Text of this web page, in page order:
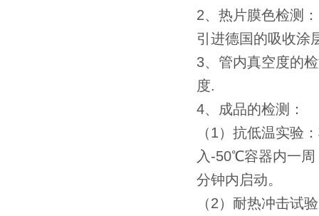
2、热片膜色检测：
引进德国的吸收涂
3、管内真空度的
度.
4、成品的检测：
（1）抗低温实验
入-50℃容器内一
分钟内启动。
（2）耐热冲击试